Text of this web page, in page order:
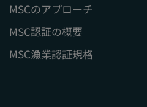
MSCのアプローチ
MSC認証の概要
MSC漁業認証規格